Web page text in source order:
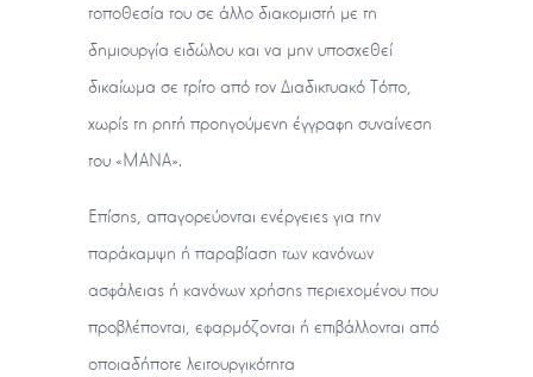
τοποθεσία του σε άλλο διακομιστή με τη
δημιουργία ειδώλου και να μην υποσχεθεί
δικαίωμα σε τρίτο από τον Διαδικτυακό Τόπο,
χωρίς τη ρητή προηγούμενη έγγραφη συναίνεση
του «ΜΑΝΑ».
Επίσης, απαγορεύονται ενέργειες για την
παράκαμψη ή παραβίαση των κανόνων
ασφάλειας ή κανόνων χρήσης περιεχομένου που
προβλέπονται, εφαρμόζονται ή επιβάλλονται από
οποιαδήποτε λειτουργικότητα